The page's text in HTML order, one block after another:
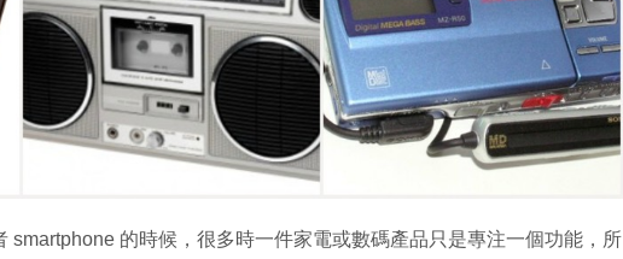
smartphone 的時候，很多時一件家電或數碼產品只是專注一個功能，所